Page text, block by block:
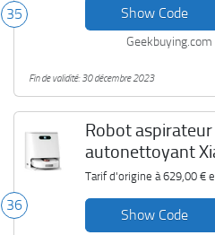
35 Show Code
Geekbuying.com
Fin de validité: 30 décembre 2023
36
Robot
autonettoyant
Tarif d'origine à629,00 €
Show Code